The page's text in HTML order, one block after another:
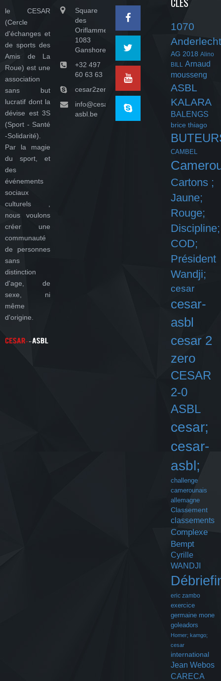
le CESAR
(Cercle
d'échanges et
de sports des
Amis de La
Roue) est une
association
sans but
lucratif dont la
dévise est 3S
(Sport - Santé
-Solidarité).
Par la magie
du sport, et
des
événements
sociaux
culturels ,
nous voulons
créer une
communauté
de personnes
sans
distinction
d'age, de
sexe, ni
même
d'origine.
Square
des
Oriflammes,
1083
Ganshoren
+32 497
60 63 63
cesar2zeroasbl
info@cesar-
asbl.be
1070
Anderlecht
AG 2018 Alino
BILL
Arnaud
mousseng
ASBL
KALARA
BALENGS
brice thiago
CAMBEL
Cartons ;
Jaune;
Rouge;
Discipline;
COD;
Président
Wandji;
cesar
cesar-
asbl
cesar 2
zero
CESAR
2-0
ASBL
cesar;
cesar-
asbl;
challenge
camerounais
allemagne
Classement
classements
Complexe
Bempt
Cyrille
WANDJI
eric zambo
exercice
germaine mone
goleadors
Homer; kamgo;
cesar
international
Jean Webos
CARECA